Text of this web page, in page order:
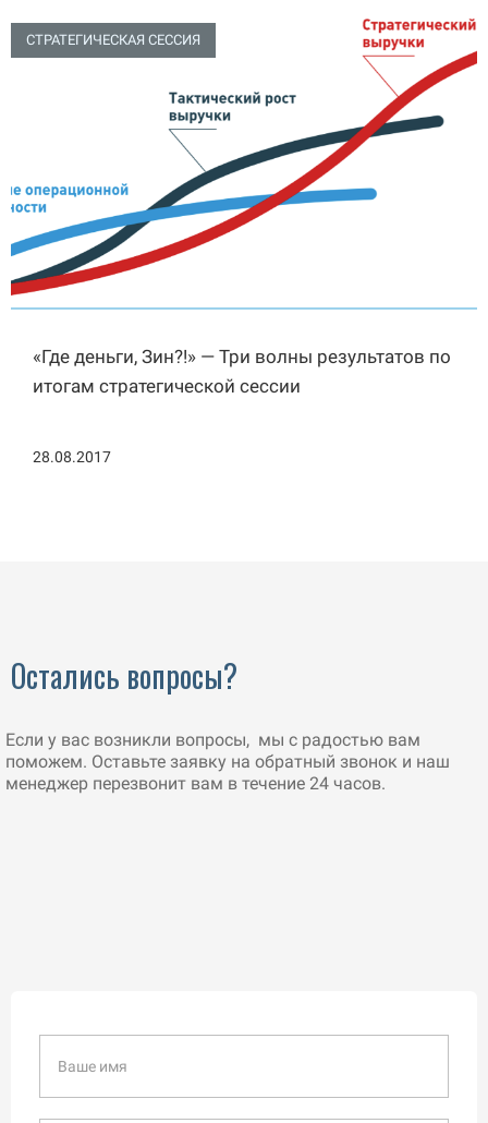
СТРАТЕГИЧЕСКАЯ СЕССИЯ
«Где деньги, Зин?!» — Три волны результатов по
итогам стратегической сессии
28.08.2017
Остались вопросы?
Если у вас возникли вопросы, мы с радостью вам
поможем. Оставьте заявку на обратный звонок и наш
менеджер перезвонит вам в течение 24 часов.